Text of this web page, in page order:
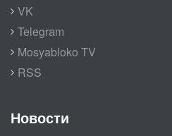
VK
Telegram
Mosyabloko TV
RSS
Новости